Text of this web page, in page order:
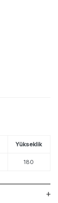
Yükseklik
180